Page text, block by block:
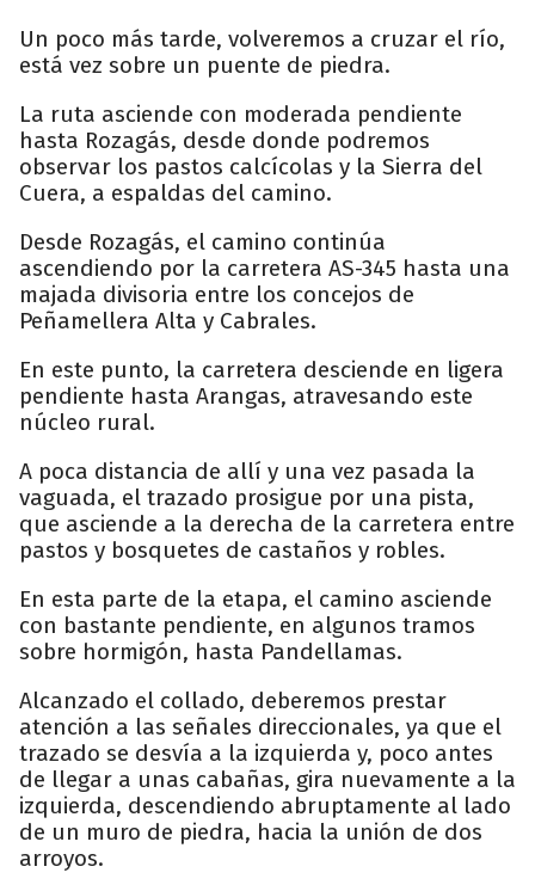
Un poco más tarde, volveremos a cruzar el río,
está vez sobre un puente de piedra.
La ruta asciende con moderada pendiente
hasta Rozagás, desde donde podremos
observar los pastos calcícolas y la Sierra del
Cuera, a espaldas del camino.
Desde Rozagás, el camino continúa
ascendiendo por la carretera AS-345 hasta una
majada divisoria entre los concejos de
Peñamellera Alta y Cabrales.
En este punto, la carretera desciende en ligera
pendiente hasta Arangas, atravesando este
núcleo rural.
A poca distancia de allí y una vez pasada la
vaguada, el trazado prosigue por una pista,
que asciende a la derecha de la carretera entre
pastos y bosquetes de castaños y robles.
En esta parte de la etapa, el camino asciende
con bastante pendiente, en algunos tramos
sobre hormigón, hasta Pandellamas.
Alcanzado el collado, deberemos prestar
atención a las señales direccionales, ya que el
trazado se desvía a la izquierda y, poco antes
de llegar a unas cabañas, gira nuevamente a la
izquierda, descendiendo abruptamente al lado
de un muro de piedra, hacia la unión de dos
arroyos.